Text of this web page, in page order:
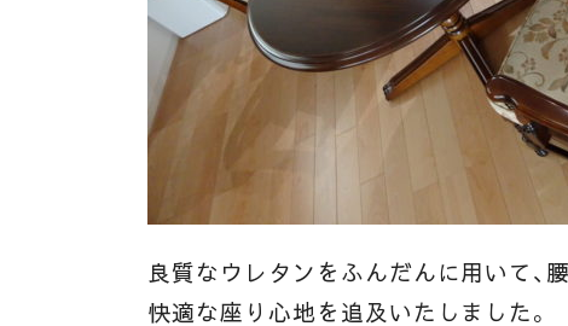
良質なウレタンをふんだんに用いて、
快適な座り心地を追及いたしました。